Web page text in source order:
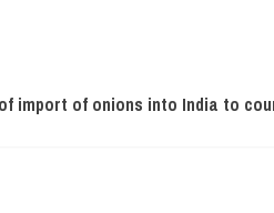
import of onions into India to